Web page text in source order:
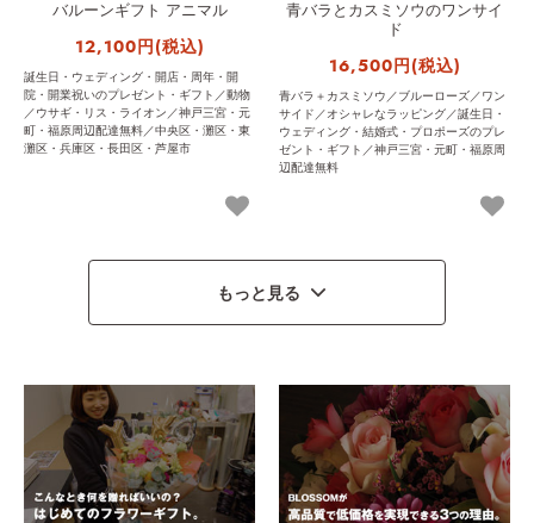
バルーンギフト アニマル
12,100円(税込)
誕生日・ウェディング・開店・周年・開
院・開業祝いのプレゼント・ギフト／動物
／ウサギ・リス・ライオン／神戸三宮・元
町・福原周辺配達無料／中央区・灘区・東
灘区・兵庫区・長田区・芦屋市
青バラとカスミソウのワンサイ
ド
16,500円(税込)
青バラ＋カスミソウ／ブルーローズ／ワン
サイド／オシャレなラッピング／誕生日・
ウェディング・結婚式・プロポーズのプレ
ゼント・ギフト／神戸三宮・元町・福原周
辺配達無料
もっと見る